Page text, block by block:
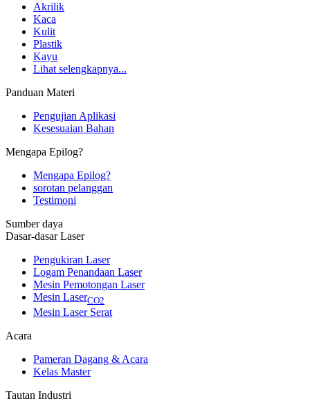
Akrilik
Kaca
Kulit
Plastik
Kayu
Lihat selengkapnya...
Panduan Materi
Pengujian Aplikasi
Kesesuaian Bahan
Mengapa Epilog?
Mengapa Epilog?
sorotan pelanggan
Testimoni
Sumber daya
Dasar-dasar Laser
Pengukiran Laser
Logam Penandaan Laser
Mesin Pemotongan Laser
Mesin LaserCO2
Mesin Laser Serat
Acara
Pameran Dagang & Acara
Kelas Master
Tautan Industri